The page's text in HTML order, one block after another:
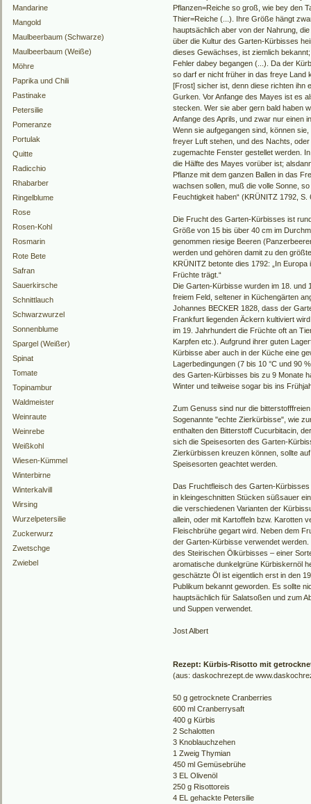
Mandarine
Mangold
Maulbeerbaum (Schwarze)
Maulbeerbaum (Weiße)
Möhre
Paprika und Chili
Pastinake
Petersilie
Pomeranze
Portulak
Quitte
Radicchio
Rhabarber
Ringelblume
Rose
Rosen-Kohl
Rosmarin
Rote Bete
Safran
Sauerkirsche
Schnittlauch
Schwarzwurzel
Sonnenblume
Spargel (Weißer)
Spinat
Tomate
Topinambur
Waldmeister
Weinraute
Weinrebe
Weißkohl
Wiesen-Kümmel
Winterbirne
Winterkalvill
Wirsing
Wurzelpetersilie
Zuckerwurz
Zwetschge
Zwiebel
Pflanzen=Reiche so groß, wie bey den
Thier=Reiche (...). Ihre Größe hängt
hauptsächlich aber von der Nahrung,
über die Kultur des Garten-Kürbisses
dieses Gewächses, ist ziemlich
Fehler dabey begangen (...). Da der
so darf er nicht früher in das freye Land
[Frost] sicher ist, denn diese richten ihn
Gurken. Vor Anfange des Mayes ist es
stecken. Wer sie aber gern bald haben
Anfange des Aprils, und zwar nur einen
Wenn sie aufgegangen sind, können
freyer Luft stehen, und des Nachts,
zugemachte Fenster gestellet werden.
die Hälfte des Mayes vorüber ist;
Pflanze mit dem ganzen Ballen in das
wachsen sollen, muß die volle Sonne,
Feuchtigkeit haben“ (KRÜNITZ 1792, S.
Die Frucht des Garten-Kürbisses ist
Größe von 15 bis über 40 cm im
genommen riesige Beeren
werden und gehören damit zu den
KRÜNITZ betonte dies 1792: „In
Früchte trägt.“
Die Garten-Kürbisse wurden im 18. und
freiem Feld, seltener in Küchengärten
Johannes BECKER 1828, dass der
Frankfurt liegenden Äckern kultiviert
im 19. Jahrhundert die Früchte oft an
Karpfen etc.). Aufgrund ihrer guten
Kürbisse aber auch in der Küche eine
Lagerbedingungen (7 bis 10 °C und 90
des Garten-Kürbisses bis zu 9 Monate
Winter und teilweise sogar bis ins
Zum Genuss sind nur die
Sogenannte "echte Zierkürbisse", wie
enthalten den Bitterstoff Cucurbitacin,
sich die Speisesorten des Garten-
Zierkürbissen kreuzen können, sollte
Speisesorten geachtet werden.
Das Fruchtfleisch des Garten-
in kleingeschnitten Stücken süßsauer
die verschiedenen Varianten der
allein, oder mit Kartoffeln bzw. Karotten
Fleischbrühe gegart wird. Neben dem
der Garten-Kürbisse verwendet
des Steirischen Ölkürbisses – einer
aromatische dunkelgrüne Kürbiskernöl
geschätzte Öl ist eigentlich erst in den
Publikum bekannt geworden. Es sollte
hauptsächlich für Salatsoßen und zum
und Suppen verwendet.
Jost Albert
Rezept: Kürbis-Risotto mit
(aus: daskochrezept.de
50 g getrocknete Cranberries
600 ml Cranberrysaft
400 g Kürbis
2 Schalotten
3 Knoblauchzehen
1 Zweig Thymian
450 ml Gemüsebrühe
3 EL Olivenöl
250 g Risottoreis
4 EL gehackte Petersilie